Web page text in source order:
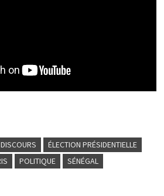
DISCOURS
ÉLECTION PRÉSIDENTIELLE
POLITIQUE SÉNÉGAL